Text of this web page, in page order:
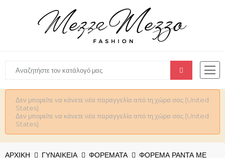
Δεν μπορείτε να κάνετε νέα παραγγελία από τη χώρα σας (United
States).
Δεν μπορείτε να κάνετε νέα παραγγελία από τη χώρα σας (United
States).
ΑΡΧΙΚΉ ΓΥΝΑΙΚΕΊΑ ΦΟΡΕΜΑΤΑ
ΦΌΡΕΜΑ ΡΆΝΤΑ ΜΕ